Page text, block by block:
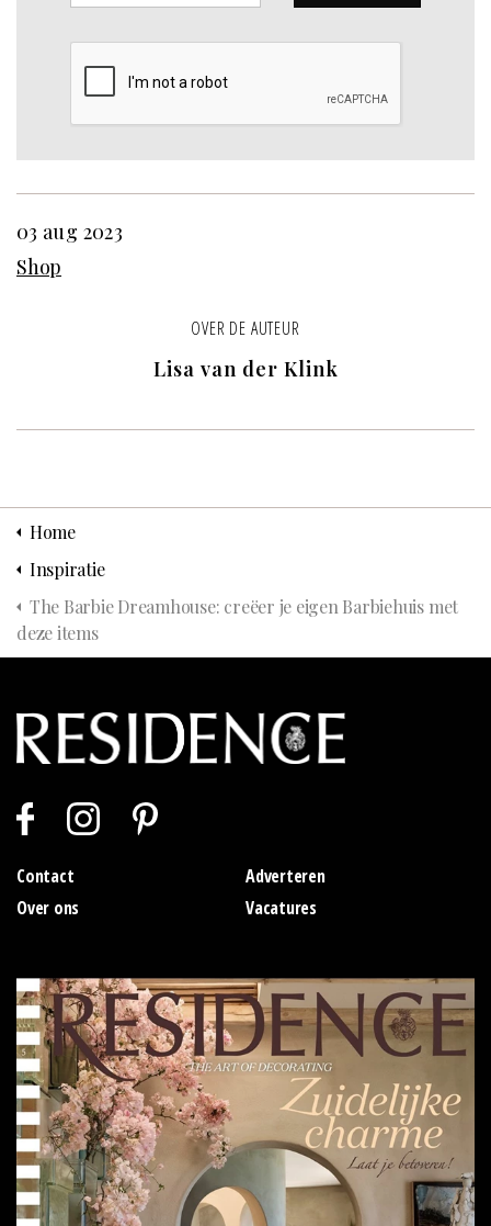
03 aug 2023
Shop
OVER DE AUTEUR
Lisa van der Klink
Home
Inspiratie
The Barbie Dreamhouse: creëer je eigen Barbiehuis met
deze items
Contact
Adverteren
Over ons
Vacatures